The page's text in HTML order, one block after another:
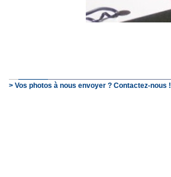
> Vos photos à nous envoyer ? Contactez-nous !